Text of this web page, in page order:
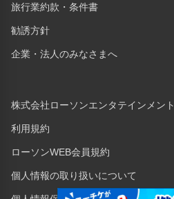
旅行業約款・条件書
勧誘方針
企業・法人のみなさまへ
株式会社ローソンエンタテインメント
利用規約
ローソンWEB会員規約
個人情報の取り扱いについて